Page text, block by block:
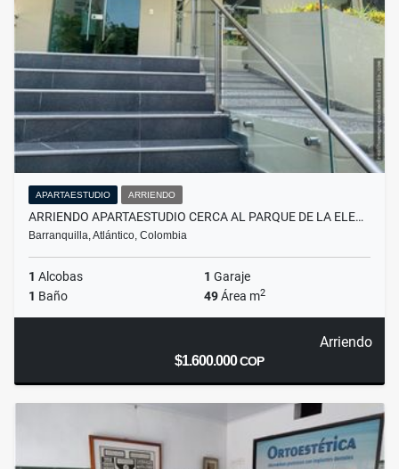
APARTAESTUDIO ARRIENDO
ARRIENDO APARTAESTUDIO CERCA AL PARQUE DE LA ELE…
Barranquilla, Atlántico, Colombia
1 Alcobas 1 Garaje
1 Baño 49Área m2
Arriendo
$1.600.000COP